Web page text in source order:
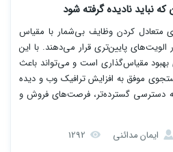
متعادل کردن وظایف بی‌شمار با مقیاس
پایین‌تری قرار می‌دهند. با این
مقیاس‌گذاری است و می‌تواند باعث
موفق به افزایش ترافیک وب و دیده
دسترسی گسترده‌تر، فرصت‌های فروش و
ایمان مدائنی